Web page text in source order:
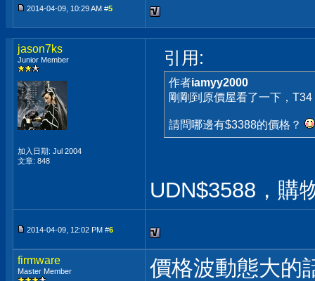
2014-04-09, 10:29 AM #5
jason7ks
Junior Member
加入日期: Jul 2004
文章: 848
引用:
作者iamyy2000
剛剛到原價屋看了一下，
請問哪邊有$3388的價格？
UDN$3588，購
2014-04-09, 12:02 PM #6
firmware
Master Member 價格波動態大的